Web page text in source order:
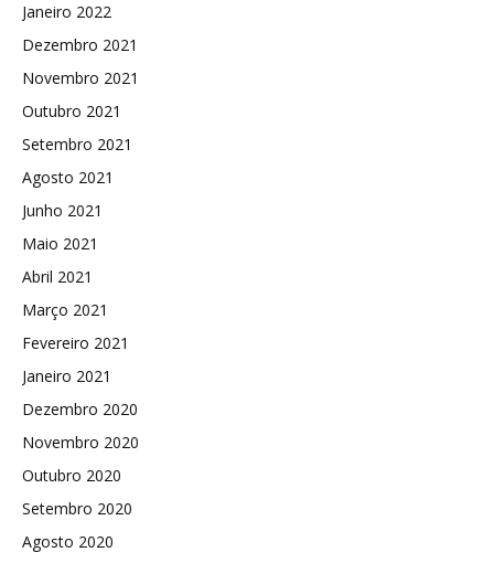
Janeiro 2022
Dezembro 2021
Novembro 2021
Outubro 2021
Setembro 2021
Agosto 2021
Junho 2021
Maio 2021
Abril 2021
Março 2021
Fevereiro 2021
Janeiro 2021
Dezembro 2020
Novembro 2020
Outubro 2020
Setembro 2020
Agosto 2020